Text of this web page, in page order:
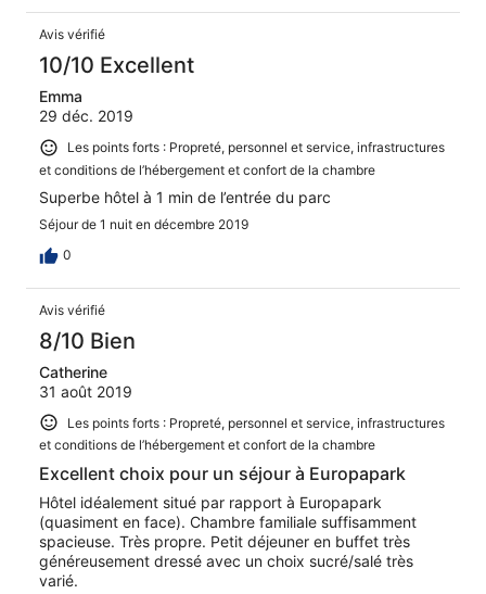
Avis vérifié
10/10 Excellent
Emma
29 déc. 2019
Les points forts : Propreté, personnel et service, infrastructures
et conditions de l’hébergement et confort de la chambre
Superbe hôtel à 1 min de l’entrée du parc
Séjour de 1 nuit en décembre 2019
0
Avis vérifié
8/10 Bien
Catherine
31 août 2019
Les points forts : Propreté, personnel et service, infrastructures
et conditions de l’hébergement et confort de la chambre
Excellent choix pour un séjour à Europapark
Hôtel idéalement situé par rapport à Europapark
(quasiment en face). Chambre familiale suffisamment
spacieuse. Très propre. Petit déjeuner en buffet très
généreusement dressé avec un choix sucré/salé très
varié.